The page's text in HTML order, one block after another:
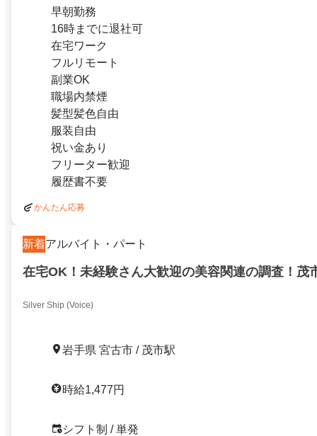
早朝勤務
16時までに退社可
在宅ワーク
フルリモート
副業OK
職場内禁煙
髪型髪色自由
服装自由
祝い金あり
フリーター歓迎
履歴書不要
かんたん応募
新着アルバイト・パート
在宅OK！未経験さん大歓迎の美容関連の調査！茂
Silver Ship (Voice)
岩手県 宮古市 / 茂市駅
時給1,477円
シフト制 / 単発